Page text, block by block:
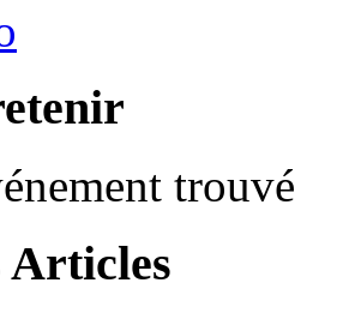
trouvé
Articles